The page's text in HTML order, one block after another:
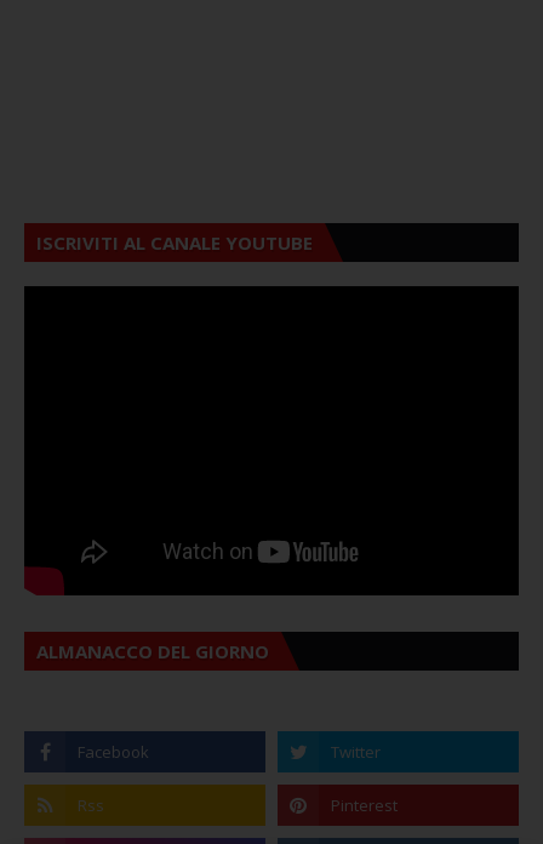
ISCRIVITI AL CANALE YOUTUBE
ALMANACCO DEL GIORNO